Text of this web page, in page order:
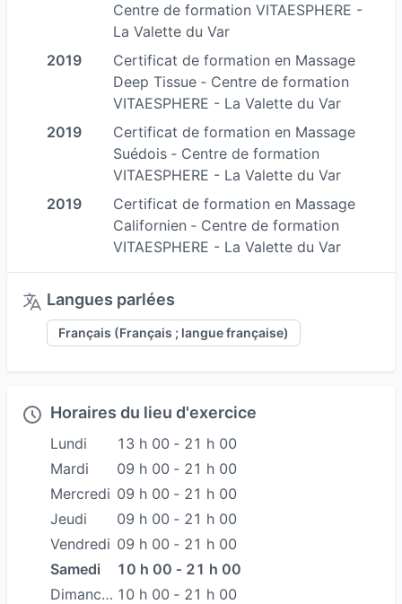
Mariages, enterrements de vie de jeune fille,
salons, séminaires ou team building : j’interviens
sur table ou chaise ergonomique pour vos
invités ou clients.
Mon engagement
Avec douceur et respect, je vous invite à
retrouver le plaisir d’une harmonie entre votre
corps et votre esprit.
Vous pouvez me contacter par téléphone au 06
50 17 19 21 ou via la prise de rendez-vous en
ligne pour réserver votre massage sur mesure et
profiter d’un moment de bien-être unique.
Centre de formation VITAESPHERE -
La Valette du Var
2019
Certificat de formation en Massage
Deep Tissue ‐ Centre de formation
VITAESPHERE - La Valette du Var
2019
Certificat de formation en Massage
Suédois ‐ Centre de formation
VITAESPHERE - La Valette du Var
2019
Certificat de formation en Massage
Californien ‐ Centre de formation
VITAESPHERE - La Valette du Var
Langues parlées
Français (Français ; langue française)
Horaires du lieu d'exercice
Lundi
13 h 00 ‐ 21 h 00
Mardi
09 h 00 ‐ 21 h 00
Mercredi 09 h 00 ‐ 21 h 00
Jeudi
09 h 00 ‐ 21 h 00
Vendredi 09 h 00 ‐ 21 h 00
Samedi
10 h 00 ‐ 21 h 00
Dimanche 10 h 00 ‐ 21 h 00